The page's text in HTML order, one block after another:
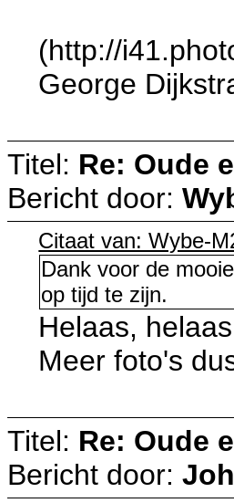
(http://
George
Titel: Re: Oude
Bericht door:
Citaat van: Wybe-
Dank voor de
op tijd te zijn.
Helaas,
Meer foto's
Titel: Re: Oude
Bericht door: